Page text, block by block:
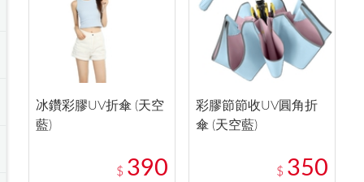
箱購飲料
冰鑽彩膠UV折傘 (天空
藍)
$ 390
彩膠節節收UV圓角折
傘 (天空藍)
$ 350